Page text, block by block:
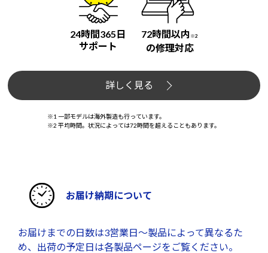
24時間365日
サポート
72時間以内 ※2
の修理対応
詳しく見る
※1 一部モデルは海外製造も行っています。
※2 平均時間。状況によっては72時間を超えることもあります。
お届け納期について
お届けまでの日数は3営業日～製品によって異なるた
め、出荷の予定日は各製品ページをご覧ください。